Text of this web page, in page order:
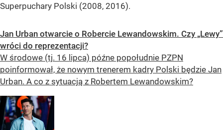
Superpuchary Polski (2008, 2016).
Jan Urban otwarcie o Robercie Lewandowskim. Czy „Lewy”
wróci do reprezentacji?
W środowe (tj. 16 lipca) późne popołudnie PZPN
poinformował, że nowym trenerem kadry Polski będzie Jan
Urban. A co z sytuacją z Robertem Lewandowskim?